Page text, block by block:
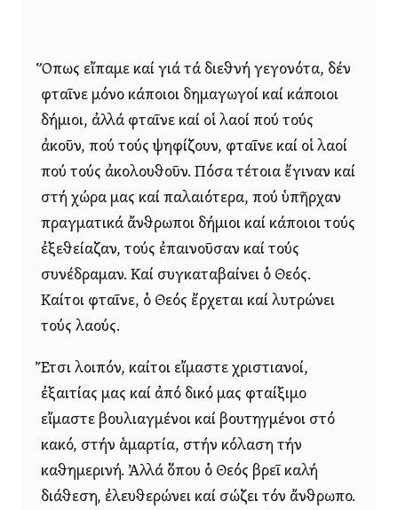
Ὅπως εἴπαμε καί γιά τά διεθνή γεγονότα, δέν
φταῖνε μόνο κάποιοι δημαγωγοί καί κάποιοι
δήμιοι, ἀλλά φταῖνε καί οἱ λαοί πού τούς
ἀκοῦν, πού τούς ψηφίζουν, φταῖνε καί οἱ λαοί
πού τούς ἀκολουθοῦν. Πόσα τέτοια ἔγιναν καί
στή χώρα μας καί παλαιότερα, πού ὑπῆρχαν
πραγματικά ἄνθρωποι δήμιοι καί κάποιοι τούς
ἐξεθείαζαν, τούς ἐπαινοῦσαν καί τούς
συνέδραμαν. Καί συγκαταβαίνει ὁ Θεός.
Καίτοι φταῖνε, ὁ Θεός ἔρχεται καί λυτρώνει
τούς λαούς.
Ἔτσι λοιπόν, καίτοι εἴμαστε χριστιανοί,
ἐξαιτίας μας καί ἀπό δικό μας φταίξιμο
εἴμαστε βουλιαγμένοι καί βουτηγμένοι στό
κακό, στήν ἁμαρτία, στήν κόλαση τήν
καθημερινή. Ἀλλά ὅπου ὁ Θεός βρεῖ καλή
διάθεση, ἐλευθερώνει καί σώζει τόν ἄνθρωπο.